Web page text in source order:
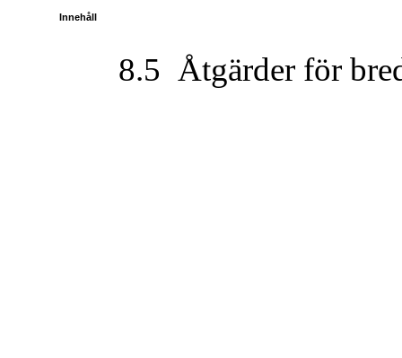
Innehåll
8.5 Åtgärder för